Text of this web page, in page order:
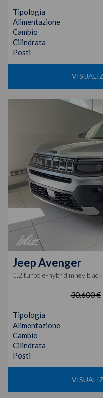
Tipologia
Alimentazione
Cambio
Cilindrata
Posti
JeepAvenger
1.2 turbo e-hybrid mhev
30.600 €
Tipologia
Alimentazione
Cambio
Cilindrata
Posti